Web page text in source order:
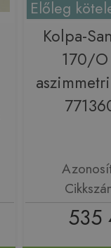
Előleg
Kolpa-
170/
535